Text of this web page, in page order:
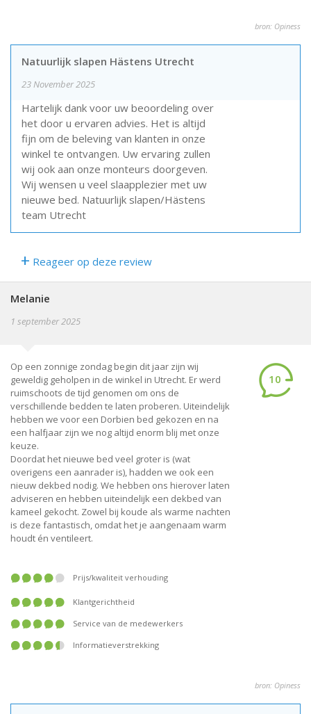
bron: Opiness
Natuurlijk slapen Hästens Utrecht
23 November 2025
Hartelijk dank voor uw beoordeling over
het door u ervaren advies. Het is altijd
fijn om de beleving van klanten in onze
winkel te ontvangen. Uw ervaring zullen
wij ook aan onze monteurs doorgeven.
Wij wensen u veel slaapplezier met uw
nieuwe bed. Natuurlijk slapen/Hästens
team Utrecht
+ Reageer op deze review
Melanie
1 september 2025
Op een zonnige zondag begin dit jaar zijn wij
geweldig geholpen in de winkel in Utrecht. Er werd
ruimschoots de tijd genomen om ons de
verschillende bedden te laten proberen. Uiteindelijk
hebben we voor een Dorbien bed gekozen en na
een halfjaar zijn we nog altijd enorm blij met onze
keuze.
Doordat het nieuwe bed veel groter is (wat
overigens een aanrader is), hadden we ook een
nieuw dekbed nodig. We hebben ons hierover laten
adviseren en hebben uiteindelijk een dekbed van
kameel gekocht. Zowel bij koude als warme nachten
is deze fantastisch, omdat het je aangenaam warm
houdt én ventileert.
10
prijs/kwaliteit verhouding
klantgerichtheid
service van de medewerkers
informatieverstrekking
bron: Opiness